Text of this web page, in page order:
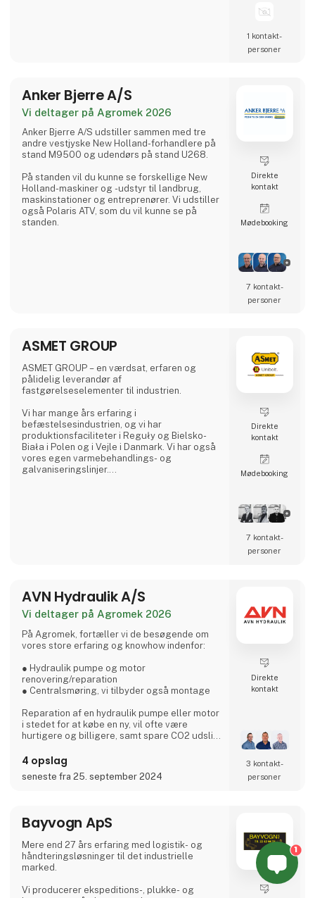
1 kontakt­
personer
Anker Bjerre A/S
Vi deltager på Agromek 2026
Anker Bjerre A/S udstiller sammen med tre
andre vestjyske New Holland-forhandlere på
stand M9500 og udendørs på stand U268.
På standen vil du kunne se forskellige New
Holland-maskiner og -udstyr til landbrug,
maskinstationer og entreprenører. Vi udstiller
også Polaris ATV, som du vil kunne se på
standen.
Direkte
kontakt
Møde­booking
7 kontakt­
personer
ASMET GROUP
ASMET GROUP – en værdsat, erfaren og
pålidelig leverandør af
fastgørelseselementer til industrien.
Vi har mange års erfaring i
befæstelsesindustrien, og vi har
produktionsfaciliteter i Reguły og Bielsko-
Biała i Polen og i Vejle i Danmark. Vi har også
vores egen varmebehandlings- og
galvaniseringslinjer.
high-end maskinpark og t
Direkte
kontakt
Møde­booking
7 kontakt­
personer
AVN Hydraulik A/S
Vi deltager på Agromek 2026
På Agromek, fortæller vi de besøgende om
vores store erfaring og knowhow indenfor:
● Hydraulik pumpe og motor
renovering/reparation
● Centralsmøring, vi tilbyder også montage
Reparation af en hydraulik pumpe eller motor
i stedet for at købe en ny, vil ofte være
hurtigere og billigere, samt spare CO2 udslip.
Centralsmøring sikrer dig at din maskine
bliver smurt med rette mængde, på rette sted
og i rette tid. Dette sikre drift og levetid af dit
AVN Hydraulik A/S
know how
Masytec A/S
mængde - Rette sted - Rette tid
4 opslag
seneste fra 25. september 2024
Direkte
kontakt
3 kontakt­
personer
Bayvogn ApS
Mere end 27 års erfaring med logistik- og
håndteringsløsninger til det industrielle
marked.
Vi producerer ekspeditions-, plukke- og
1